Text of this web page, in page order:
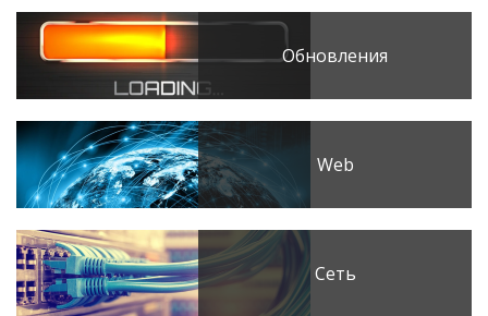
Обновления
Web
Сеть